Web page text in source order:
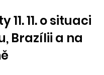
11. 11. o situaci
Brazílii a na